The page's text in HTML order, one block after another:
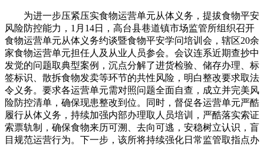
为进一步压紧压实食物运营单元从体义务，提拔食物平安
风险防控能力，1月14日，高台县巷道镇市场监管所组织召开
食物运营单元从体义务约谈暨食物平安学问培训会，辖区20余
家食物运营单元担任人及从业人员参会。会议连系近期查抄中
发觉的问题取典型案例，沉点分解了进货检验、储存办理、标
签标识、散拆食物发卖等环节的共性风险，明白整改要求取法
令义务。要求各运营单元需对照问题全面自查，成立并完美风
险防控清单，确保现患整改到位。同时，督促各运营单元严酷
履行从体义务，持续加强内部办理取人员培训，严酷落实索证
索票轨制，确保食物来历可溯、去向可逃，安稳树立认识，盲
目规范运营行为。下一步，该所将持续强化日常监管取指点办